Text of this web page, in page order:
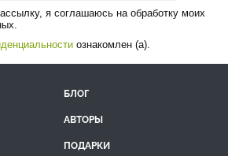
я соглашаюсь на обработку моих
ознакомлен (а).
БЛОГ
АВТОРЫ
ПОДАРКИ